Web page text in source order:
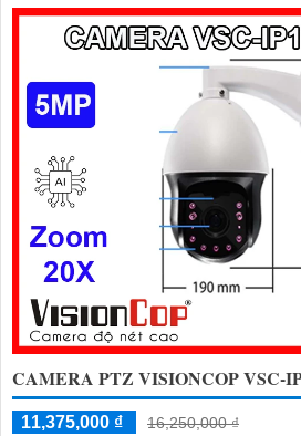
CAMERA PTZ VISIONCOP VSC-
11,375,000 ₫
16,250,000 ₫